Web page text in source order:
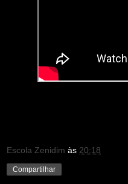
Escola Zenidim às 20:18
Compartilhar